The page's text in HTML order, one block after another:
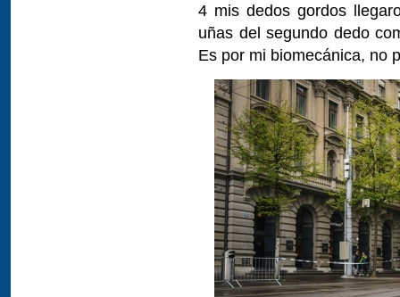
4 mis dedos gordos
uñas del segundo dedo
Es por mi biomecánica, no